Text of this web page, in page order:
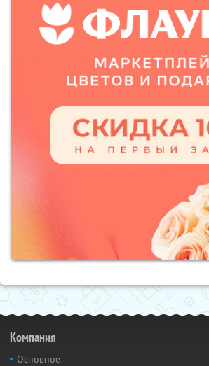
Компания
Основное